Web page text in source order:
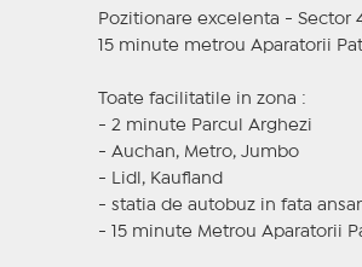
Pozitionare excelenta - Sector
15 minute metrou Aparatorii
Toate facilitatile in zona :
- 2 minute Parcul Arghezi
- Auchan, Metro, Jumbo
- Lidl, Kaufland
- statia de autobuz in fata
- 15 minute Metrou Aparatorii